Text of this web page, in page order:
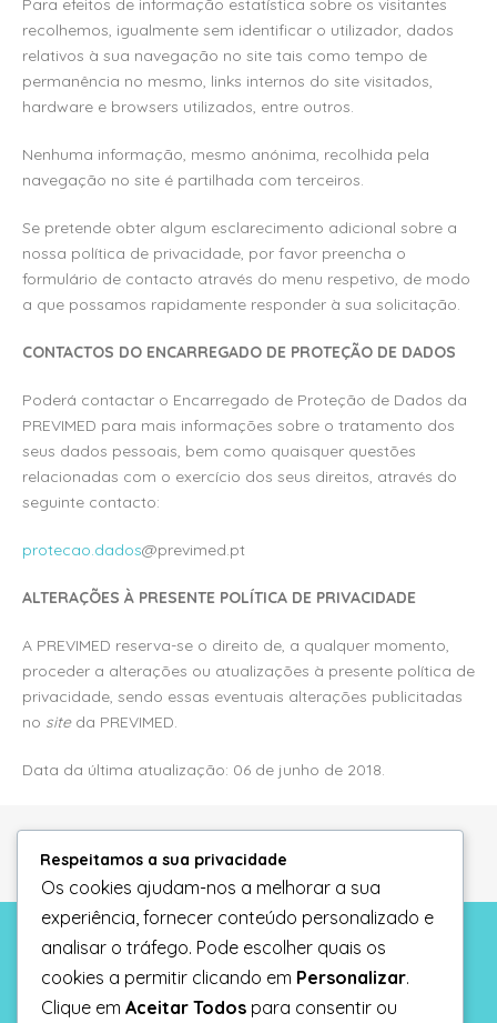
Para efeitos de informação estatística sobre os visitantes
recolhemos, igualmente sem identificar o utilizador, dados
relativos à sua navegação no site tais como tempo de
permanência no mesmo, links internos do site visitados,
hardware e browsers utilizados, entre outros.
Nenhuma informação, mesmo anónima, recolhida pela
navegação no site é partilhada com terceiros.
Se pretende obter algum esclarecimento adicional sobre a
nossa política de privacidade, por favor preencha o
formulário de contacto através do menu respetivo, de modo
a que possamos rapidamente responder à sua solicitação.
CONTACTOS DO ENCARREGADO DE PROTEÇÃO DE DADOS
Poderá contactar o Encarregado de Proteção de Dados da
PREVIMED para mais informações sobre o tratamento dos
seus dados pessoais, bem como quaisquer questões
relacionadas com o exercício dos seus direitos, através do
seguinte contacto:
protecao.dados@previmed.pt
ALTERAÇÕES À PRESENTE POLÍTICA DE PRIVACIDADE
A PREVIMED reserva-se o direito de, a qualquer momento,
proceder a alterações ou atualizações à presente política de
privacidade, sendo essas eventuais alterações publicitadas
no siteda PREVIMED.
Data da última atualização: 06 de junho de 2018.
Politica de privacidade
Respeitamos a sua privacidade
Os cookies ajudam-nos a melhorar a sua
experiência, fornecer conteúdo personalizado e
analisar o tráfego. Pode escolher quais os
cookies a permitir clicando em Personalizar.
Clique em Aceitar Todos para consentir ou